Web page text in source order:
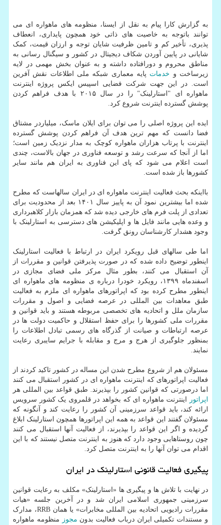
به گزارش کارا پیام به نقل از ایسنا، منظومه های ماهواره ای می
توانند باتوجه به خاصیت های ذاتی خود همچون پایداری، انعطاف
پذیری، تأخیر کم و تامین ظرفیت شایان توجه و ارزان قیمت، کمک
شایانی در پایین آوردن شکاف دیجیتال در کشور و سیگنال رسانی به
مناطق محروم و دورافتاده داشته و به عنوان بخش مهمی در لایه
زیرساخت و خدمات پایه معماری شبکه ملی اطلاعات نقش آفرین
است. در این جهت شرکت فضایی اسپیس ایکس پروژه اینترنت
ماهواره ای "استارلینک" را در سال ۲۰۱۵ با هدف فراهم کردن
پوشش گسترده اینترنت شروع کرد.
ایده این پروژه اصلی را می توان برای ایلان ماسک، میلیاردر مشتاق
فضا دانست که مهم ترین هدف آن فراهم کردن پوشش گسترده
اینترنت با پرتاب هزاران ماهواره کوچک به مدار نزدیک زمین است؛
اما از آنجا که سرعت رشد و توسعه فناوری در جهان بالاست، چندی
است اعلام می شود که پای این فناوری به ایران هم مانند سایر
کشورها باز شده است.
بااینکه بحث فعالیت اینترنت ماهواره ای در ایران سالهاست که مطرح
شده اما بیشترین نمود آن به پاییز سال ۱۴۰۱ بعد از محدودیت برای
تعدادی از پلت فرم های خارجی دیده شد که همزمان بازار کلاهبرداری
و وعده هایی مانند فایل ها و اپلیکیشن های دسترسی به استارلینک با
وجود هشدار کارشناسان رونق گرفت.
اما طی سالهای قبل رویکرد ایران در ارتباط با فعالیت استارلینک
اینطور توضیح داده شده که در صورت پذیرفتن قوانین و مقررات از
آن استقبال می کنند، بطور مثال مرکز ملی فضای مجازی در
اسفندماه ۱۳۹۹، رویکرد خودرا درباره ی منظومه های ماهواره ای
اینطور مطرح کرده بود که اپراتورهای ماهواره ای ملزم به فعالیت
طبق معاهدات بین المللی در عرصه فضایی و اصول و مقررات
سازمان ملل و اتحادیه های تخصصی مربوطه هستند و باید قوانین و
مقررات ملی کشورها را برای حفظ استقلال و حاکمیت دولت ها در
عرصه ارتباطات و صیانت از گذرگاه های رسمی تبادل اطلاعات را
بمنظور جلوگیری از هرج و مرج و مقابله با جرایم سایبری رعایت
نمایند.
مسئولان هم از شروع مطرح شدن این مساله در کشور تاکید کردند از
فعالیت اپراتورهای که اینترنت ماهواره ای در کشور استقبال می کنند
اما درصورتی که قوانین کشور را بپذیرند. طبق قواعد بین المللی هر
اپراتور
اینترنت ماهواره ای که بخواهد در قلمروی یک کشور سرویس
ارائه کند، باید قواعد سرزمینی آن کشور را رعایت کند و آنگونه که
مسئولان گفتند این قواعد به همه این اپراتورها همچون استارلینک ابلاغ
گردیده و اگر این قواعد را بپذیرند، از فعالیت آنها استقبال می کنند
چون روستاهایی وجود دارد که هنوز به اینترنت متصل نیستند که با این
اقدام می توان آنها را به اینترنت متصل کرد.
پیگیری فعالیت قانونی استارلینک در ایران
در نهایت با تلاش ها و پیگیری ها «استارلینک» مکلف به رعایت قوانین
سرزمینی جمهوری اسلامی ایران شد و در آخرین جلسه «هیات
مقررات رادیویی اتحادیه بین المللی مخابرات» یا همان RRB، مدارک
و مستندات تکمیلی ایران درباب فعالیت بدون مجوز
منظومه ماهواره